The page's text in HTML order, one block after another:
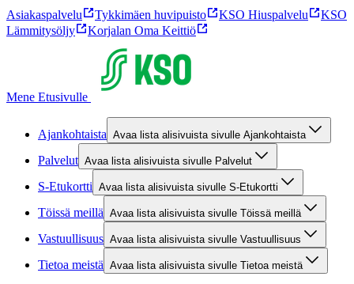
Asiakaspalvelu Tykkimäen huvipuisto KSO Hiuspalvelu
KSO
Lämmitysöljy
Korjalan Oma Keittiö
Mene Etusivulle
Ajankohtaista Avaa lista alisivuista sivulle Ajankohtaista
Palvelut Avaa lista alisivuista sivulle Palvelut
S-Etukortti Avaa lista alisivuista sivulle S-Etukortti
Töissä meillä Avaa lista alisivuista sivulle Töissä meillä
Vastuullisuus Avaa lista alisivuista sivulle Vastuullisuus
Tietoa meistä Avaa lista alisivuista sivulle Tietoa meistä